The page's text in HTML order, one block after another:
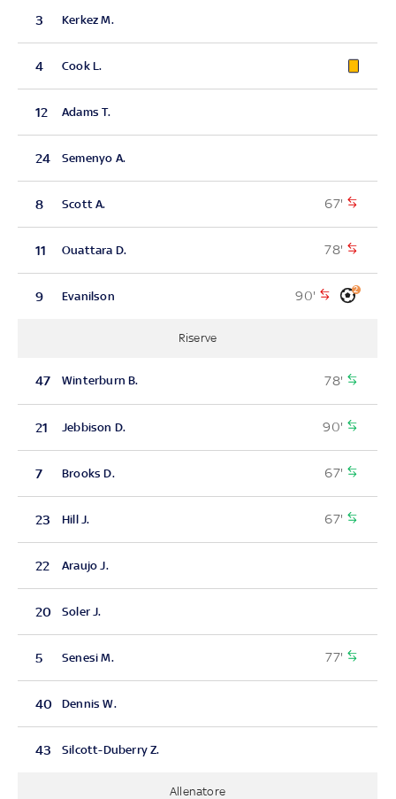
3 Kerkez M.
4 Cook L.
12 Adams T.
24 Semenyo A.
8 Scott A. 67'
11 Ouattara D. 78'
9 Evanilson 90' 2
Riserve
47 Winterburn B. 78'
21 Jebbison D. 90'
7 Brooks D. 67'
23 Hill J. 67'
22 Araujo J.
20 Soler J.
5 Senesi M. 77'
40 Dennis W.
43 Silcott-Duberry Z.
Allenatore